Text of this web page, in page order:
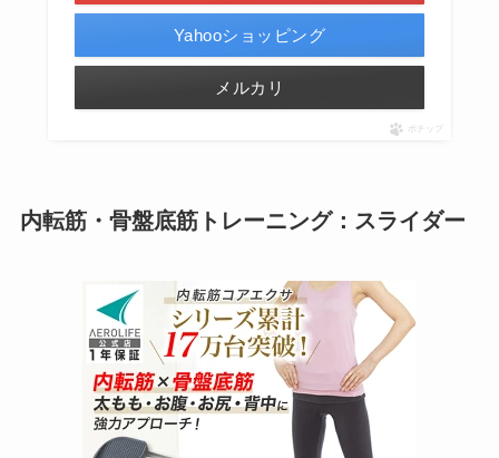
Yahooショッピング
メルカリ
ポチップ
内転筋・骨盤底筋トレーニング：スライダー